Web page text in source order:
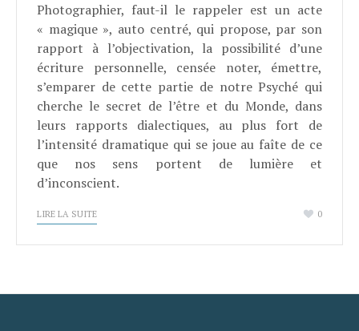
Photographier, faut-il le rappeler est un acte
« magique », auto centré, qui propose, par son
rapport à l’objectivation, la possibilité d’une
écriture personnelle, censée noter, émettre,
s’emparer de cette partie de notre Psyché qui
cherche le secret de l’être et du Monde, dans
leurs rapports dialectiques, au plus fort de
l’intensité dramatique qui se joue au faîte de ce
que nos sens portent de lumière et
d’inconscient.
LIRE LA SUITE 0